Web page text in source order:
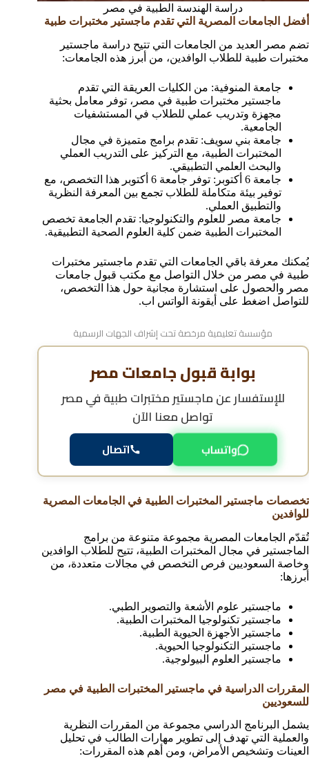
دراسة الهندسة الطبية في مصر
أفضل الجامعات المصرية التي تقدم ماجستير مختبرات طبية
تضم مصر العديد من الجامعات التي تتيح دراسة ماجستير
مختبرات طبية للطلاب الوافدين، من أبرز هذه الجامعات:
جامعة المنوفية: من الكليات العريقة التي تقدم
ماجستير مختبرات طبية في مصر، توفر معامل بحثية
مجهزة وتدريب عملي للطلاب في المستشفيات
الجامعية.
جامعة بني سويف: تقدم برامج متميزة في مجال
المختبرات الطبية، مع التركيز على التدريب العملي
والبحث العلمي التطبيقي.
جامعة 6 أكتوبر: توفر جامعة 6 أكتوبر هذا التخصص، مع
توفير بيئة متكاملة للطلاب تجمع بين المعرفة النظرية
والتطبيق العملي.
جامعة مصر للعلوم والتكنولوجيا: تقدم الجامعة تخصص
المختبرات الطبية ضمن كلية العلوم الصحية التطبيقية.
يُمكنك معرفة باقي الجامعات التي تقدم ماجستير مختبرات
طبية في مصر من خلال التواصل مع مكتب قبول جامعات
مصر والحصول على استشارة مجانية حول هذا التخصص،
للتواصل اضغط على أيقونة الواتس اب.
مؤسسة تعليمية مرخصة تحت إشراف الجهات الرسمية
بوابة قبول جامعات مصر
للإستفسار عنماجستير مختبرات طبية في مصر
تواصل معنا الآن
واتساب اتصال
تخصصات ماجستير المختبرات الطبية في الجامعات المصرية
للوافدين
تُقدّم الجامعات المصرية مجموعة متنوعة من برامج
الماجستير في مجال المختبرات الطبية، تتيح للطلاب الوافدين
وخاصة السعوديين فرص التخصص في مجالات متعددة، من
أبرزها:
ماجستير علوم الأشعة والتصوير الطبي.
ماجستير تكنولوجيا المختبرات الطبية.
ماجستير الأجهزة الحيوية الطبية.
ماجستير التكنولوجيا الحيوية.
ماجستير العلوم البيولوجية.
المقررات الدراسية في ماجستير المختبرات الطبية في مصر
للسعوديين
يشمل البرنامج الدراسي مجموعة من المقررات النظرية
والعملية التي تهدف إلى تطوير مهارات الطالب في تحليل
العينات وتشخيص الأمراض، ومن أهم هذه المقررات: